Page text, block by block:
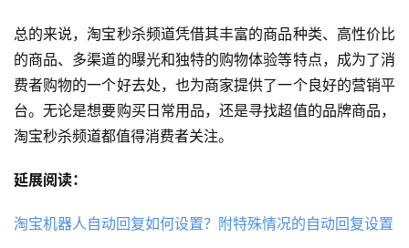
总的来说，淘宝秒杀频道凭借其丰富的商品种类、高性价比
的商品、多渠道的曝光和独特的购物体验等特点，成为了消
费者购物的一个好去处，也为商家提供了一个良好的营销平
台。无论是想要购买日常用品，还是寻找超值的品牌商品，
淘宝秒杀频道都值得消费者关注。
延展阅读：
淘宝机器人自动回复如何设置？附特殊情况的自动回复设置